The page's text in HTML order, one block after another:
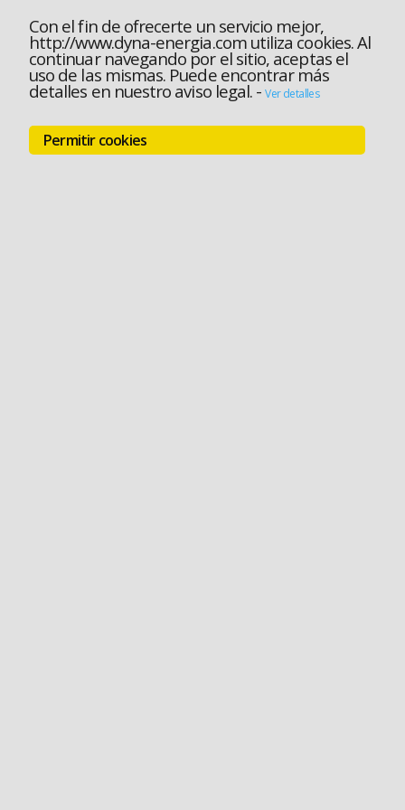
Con el fin de ofrecerte un servicio mejor,
http://www.dyna-energia.com utiliza cookies. Al
continuar navegando por el sitio, aceptas el
uso de las mismas. Puede encontrar más
detalles en nuestro aviso legal. -Ver detalles
Permitir cookies